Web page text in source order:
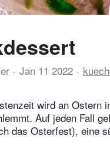
Jan 11 2022
wird an Ostern
Auf jeden Fall
das Osterfest), eine